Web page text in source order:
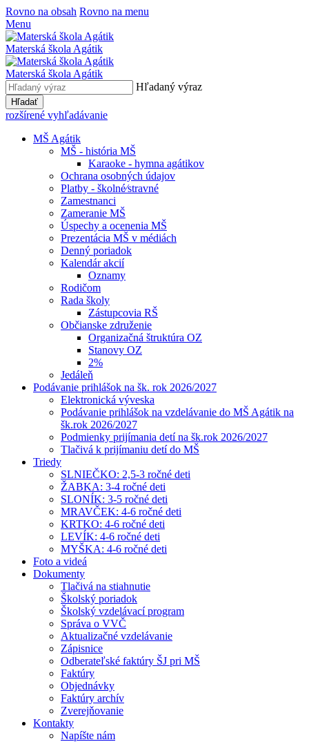
Rovno na obsah Rovno na menu
Menu
Materská škola Agátik
Materská škola Agátik
Hľadaný výraz
Hľadať
rozšírené vyhľadávanie
MŠ Agátik
MŠ - história MŠ
Karaoke - hymna agátikov
Ochrana osobných údajov
Platby - školné⁄stravné
Zamestnanci
Zameranie MŠ
Úspechy a ocenenia MŠ
Prezentácia MŠ v médiách
Denný poriadok
Kalendár akcií
Oznamy
Rodičom
Rada školy
Zástupcovia RŠ
Občianske združenie
Organizačná štruktúra OZ
Stanovy OZ
2%
Jedáleň
Podávanie prihlášok na šk. rok 2026/2027
Elektronická výveska
Podávanie prihlášok na vzdelávanie do MŠ Agátik na
šk.rok 2026/2027
Podmienky prijímania detí na šk.rok 2026/2027
Tlačivá k prijímaniu detí do MŠ
Triedy
SLNIEČKO: 2,5-3 ročné deti
ŽABKA: 3-4 ročné deti
SLONÍK: 3-5 ročné deti
MRAVČEK: 4-6 ročné deti
KRTKO: 4-6 ročné deti
LEVÍK: 4-6 ročné deti
MYŠKA: 4-6 ročné deti
Foto a videá
Dokumenty
Tlačivá na stiahnutie
Školský poriadok
Školský vzdelávací program
Správa o VVČ
Aktualizačné vzdelávanie
Zápisnice
Odberateľské faktúry ŠJ pri MŠ
Faktúry
Objednávky
Faktúry archív
Zverejňovanie
Kontakty
Napíšte nám